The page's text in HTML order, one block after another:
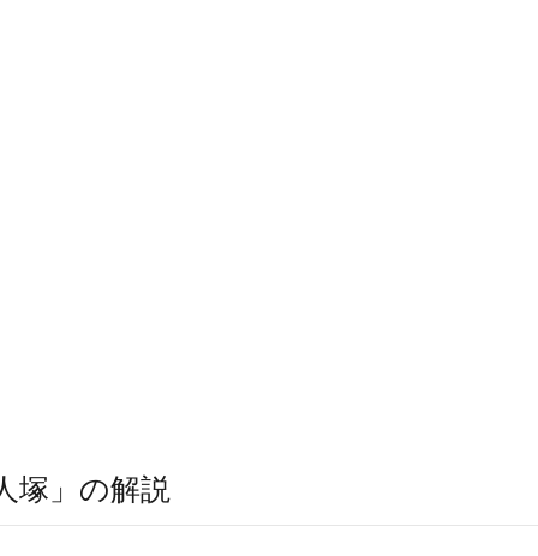
塚」の解説